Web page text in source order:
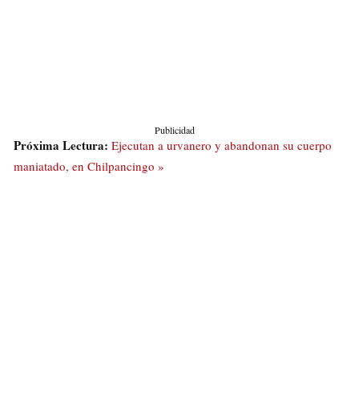
Publicidad
Próxima Lectura: Ejecutan a urvanero y abandonan su cuerpo
maniatado, en Chilpancingo »